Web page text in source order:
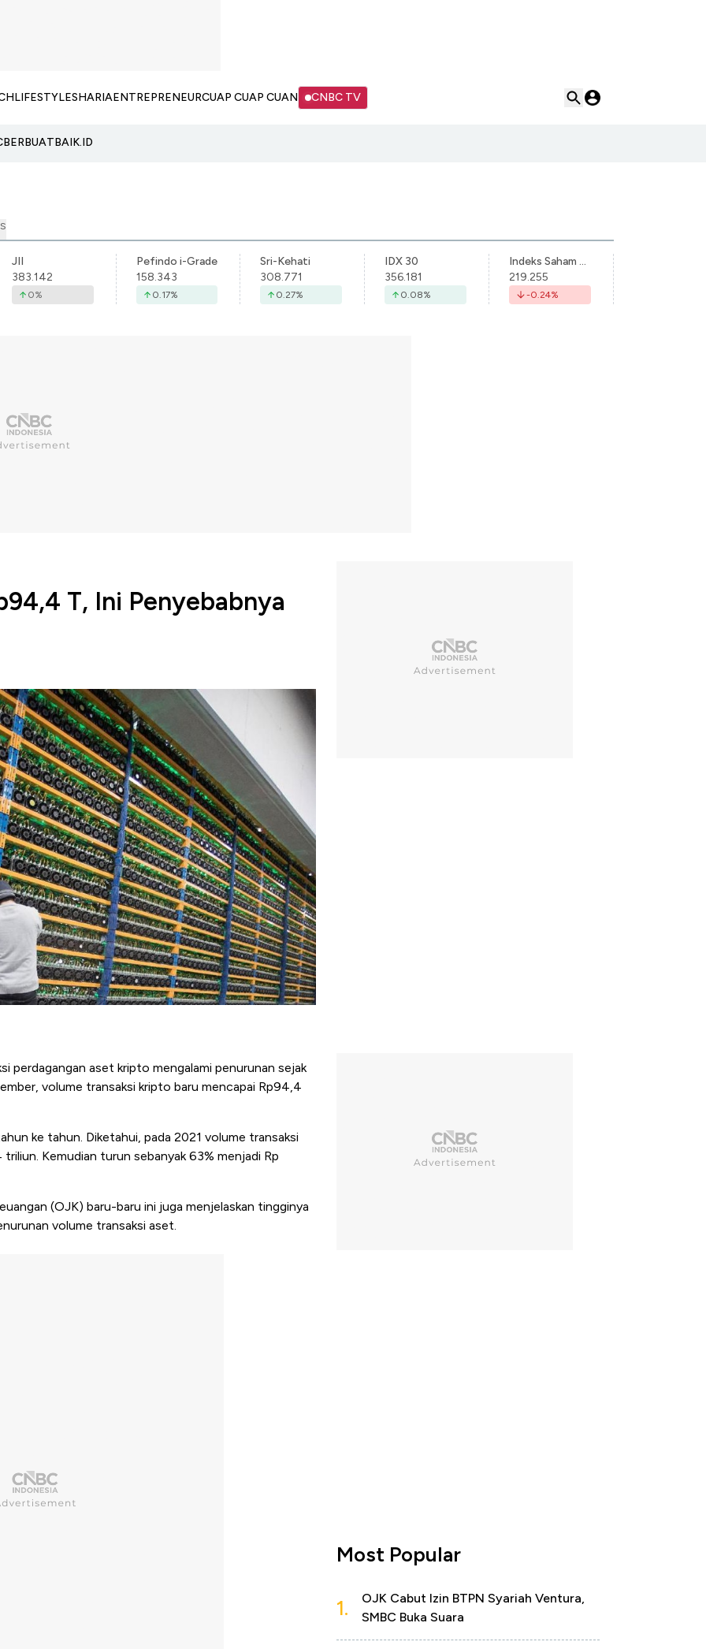
LIFESTYLESHARIAENTREPRENEURCUAP CUAP CUAN CNBC TV
BERBUATBAIK.ID
JII
383.142
0%
Pefindo i-Grade
158.343
0.17%
Sri-Kehati
308.771
0.27%
IDX 30
356.181
0.08%
Indeks Saham Syariah Indonesia
219.255
-0.24%
T, Ini Penyebabnya
perdagangan aset kripto mengalami penurunan sejak
volume transaksi kripto baru mencapai Rp94,4
ke tahun. Diketahui, pada 2021 volume transaksi
Kemudian turun sebanyak 63% menjadi Rp
(OJK) baru-baru ini juga menjelaskan tingginya
volume transaksi aset.
Most Popular
1.
OJK Cabut Izin BTPN Syariah Ventura,
SMBC Buka Suara